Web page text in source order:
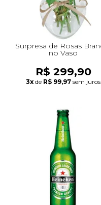
Surpresa de Rosas
no Vaso
R$ 299,90
3x de R$ 99,97 sem juros